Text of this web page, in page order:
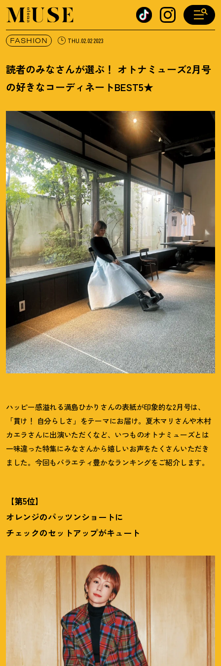
オトナミューズ ウェブ
FASHION THU.02.02 2023
読者のみなさんが選ぶ ！ オトナミューズ2月号
の好きなコーディネートBEST5★
ハッピー感溢れる満島ひかりさんの表紙が印象的な2月号は、
「貫け ！ 自分らしさ」をテーマにお届け。夏木マリさんや木村
カエラさんに出演いただくなど、いつものオトナミューズとは
一味違った特集にみなさんから嬉しいお声をたくさんいただき
ました。今回もバラエティ豊かなランキングをご紹介します。
【第5位】
オレンジのパッツンショートに
チェックのセットアップがキュート